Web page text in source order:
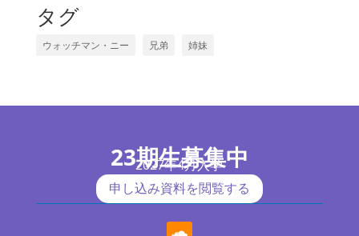
タグ
ウォッチマン・ニー 兄弟 姉妹
23期生募集中
2027年4月入学
申し込み資料を閲覧する